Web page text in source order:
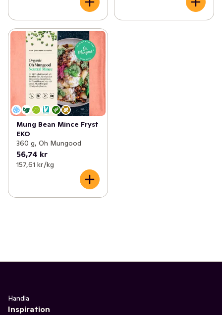
Mung Bean Mince Fryst
EKO
360 g, Oh Mungood
56,74 kr
157,61 kr /kg
Handla
Inspiration